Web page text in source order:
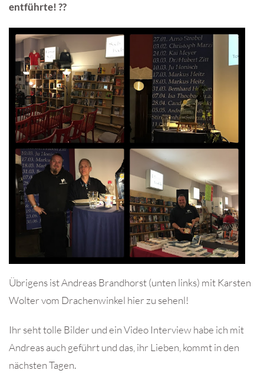
entführte! ??
Übrigens ist Andreas Brandhorst (unten links) mit Karsten
Wolter vom Drachenwinkel hier zu sehenl!
Ihr seht tolle Bilder und ein Video Interview habe ich mit
Andreas auch geführt und das, ihr Lieben, kommt in den
nächsten Tagen.